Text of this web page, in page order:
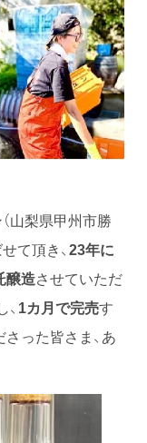
山梨県甲州市勝
て頂き、 23年に
醸造させていただ
1カ月で完売す
った皆さま、あ